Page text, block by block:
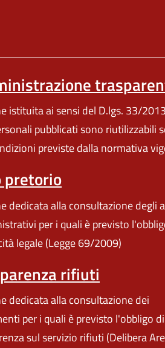
istituita ai sensi del D.lgs. 33/
pubblicati sono riutilizzabili
previste dalla normativa
pretorio
dedicata alla consultazione degli
per i quali è previsto
legale (Legge 69/2009)
rifiuti
dedicata alla consultazione dei
per i quali è previsto l'obbligo di
sul servizio rifiuti (Delibera